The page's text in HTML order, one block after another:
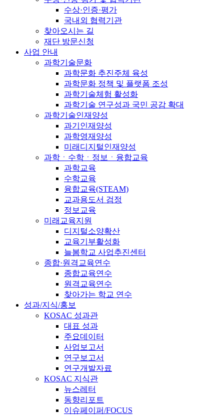
수상·인증·평가
국내외 협력기관
찾아오시는 길
재단 방문신청
사업 안내
과학기술문화
과학문화 추진주체 육성
과학문화 정책 및 플랫폼 조성
과학기술체험 활성화
과학기술 연구성과 국민 공감 확대
과학기술인재양성
과기인재양성
과학영재양성
미래디지털인재양성
과학ㆍ수학ㆍ정보ㆍ융합교육
과학교육
수학교육
융합교육(STEAM)
교과용도서 검정
정보교육
미래교육지원
디지털소양확산
교육기부활성화
늘봄학교 사업추진센터
종합·원격교육연수
종합교육연수
원격교육연수
찾아가는 학교 연수
성과/지식/홍보
KOSAC 성과관
대표 성과
주요데이터
사업보고서
연구보고서
연구개발자료
KOSAC 지식관
뉴스레터
동향리포트
이슈페이퍼/FOCUS